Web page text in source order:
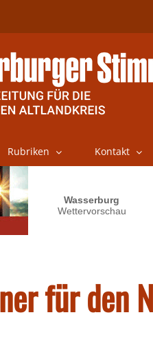
Rubriken Kontakt
für den